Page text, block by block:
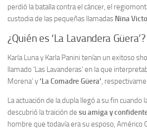
perdió la batalla contra el cáncer, el
custodia de las pequeñas llamadas Nina
¿Quién es ‘La Lavandera Güera’?
Karla Luna y Karla Panini tenían un exitoso
llamado ‘Las Lavanderas’ en la que
Morena’ y‘La Comadre Güera’,
La actuación de la dupla llegó a su fin cuando
descubrió la traición de su amiga y
hombre que todavía era su esposo, Américo